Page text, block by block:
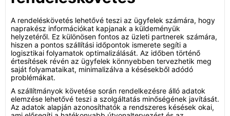
A rendeléskövetés lehetővé teszi az ügyfelek számára, hogy
naprakész információkat kapjanak a küldeményük
helyzetéről. Ez különösen fontos az üzleti partnerek számára,
hiszen a pontos szállítási időpontok ismerete segíti a
logisztikai folyamatok optimalizálását. Az időben történő
értesítések révén az ügyfelek könnyebben tervezhetik meg
saját folyamataikat, minimalizálva a késésekből adódó
problémákat.
A szállítmányok követése során rendelkezésre álló adatok
elemzése lehetővé teszi a szolgáltatás minőségének javítását.
Az adatok alapján azonosíthatók a rendszeres késések okai,